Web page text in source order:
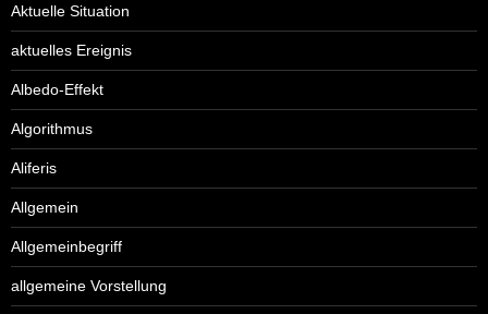
Aktuelle Situation
aktuelles Ereignis
Albedo-Effekt
Algorithmus
Aliferis
Allgemein
Allgemeinbegriff
allgemeine Vorstellung